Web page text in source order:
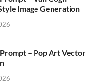
Image Generation
– Pop Art Vector